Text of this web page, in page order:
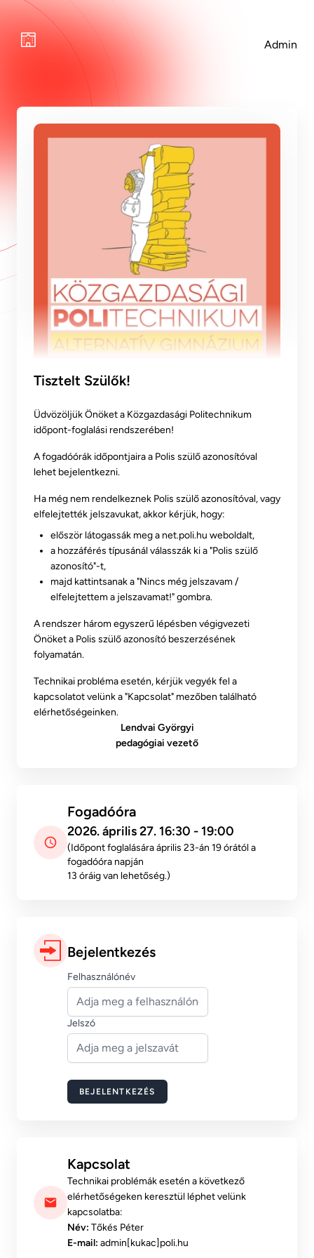
Admin
Tisztelt Szülők!
Üdvözöljük Önöket a Közgazdasági Politechnikum
időpont-foglalási rendszerében!
A fogadóórák időpontjaira a Polis szülő azonosítóval
lehet bejelentkezni.
Ha még nem rendelkeznek Polis szülő azonosítóval, vagy
elfelejtették jelszavukat, akkor kérjük, hogy:
először látogassák meg a net.poli.hu weboldalt,
a hozzáférés típusánál válasszák ki a "Polis szülő
azonosító"-t,
majd kattintsanak a "Nincs még jelszavam /
elfelejtettem a jelszavamat!" gombra.
A rendszer három egyszerű lépésben végigvezeti
Önöket a Polis szülő azonosító beszerzésének
folyamatán.
Technikai probléma esetén, kérjük vegyék fel a
kapcsolatot velünk a "Kapcsolat" mezőben található
elérhetőségeinken.
Lendvai Györgyi
pedagógiai vezető
Fogadóóra
2026. április 27. 16:30 - 19:00
(Időpont foglalására április 23-án 19 órától a
fogadóóra napján
13 óráig van lehetőség.)
Bejelentkezés
Felhasználónév
Jelszó
BEJELENTKEZÉS
Kapcsolat
Technikai problémák esetén a következő
elérhetőségeken keresztül léphet velünk
kapcsolatba:
Név: Tőkés Péter
E-mail: admin[kukac]poli.hu